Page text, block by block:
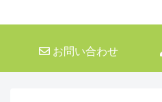
お問い合わせ